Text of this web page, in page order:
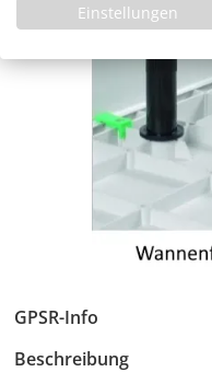
GPSR-Info
Beschreibung
Einstellungen